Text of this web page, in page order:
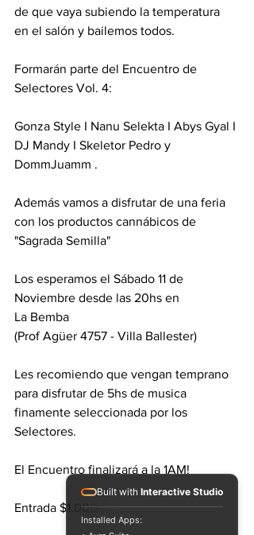
de que vaya subiendo la temperatura
en el salón y bailemos todos.
Formarán parte del Encuentro de
Selectores Vol. 4:
Gonza Style I Nanu Selekta I Abys Gyal I
DJ Mandy I Skeletor Pedro y
DommJuamm .
Además vamos a disfrutar de una feria
con los productos cannábicos de
"Sagrada Semilla"
Los esperamos el Sábado 11 de
Noviembre desde las 20hs en
La Bemba
(Prof Agüer 4757 - Villa Ballester)
Les recomiendo que vengan temprano
para disfrutar de 5hs de musica
finamente seleccionada por los
Selectores.
El Encuentro finalizará a la 1AM!
Entrada $1.000
Built with Interactive Studio
Installed Apps: